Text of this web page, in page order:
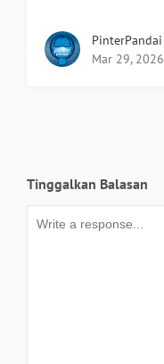
PinterPandai
Mar 29, 2026
Tinggalkan Balasan